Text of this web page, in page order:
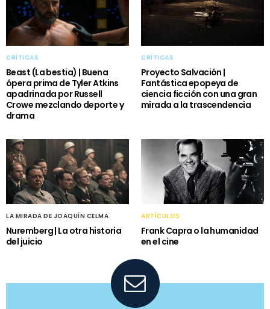
CRÍTICAS
Beast (La bestia) | Buena
ópera prima de Tyler Atkins
apadrinada por Russell
Crowe mezclando deporte y
drama
CRÍTICAS
Proyecto Salvación |
Fantástica epopeya de
ciencia ficción con una gran
mirada a la trascendencia
LA MIRADA DE JOAQUÍN CELMA
Nuremberg | La otra historia
del juicio
ARTÍCULOS
Frank Capra o la humanidad
en el cine